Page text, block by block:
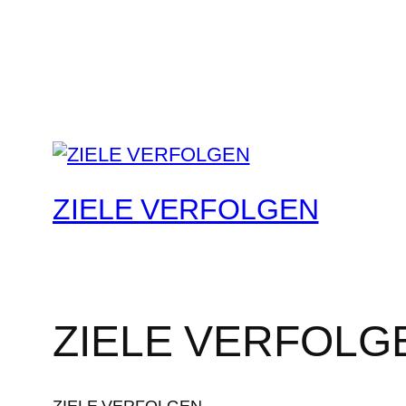
ZIELE VERFOLGEN
ZIELE